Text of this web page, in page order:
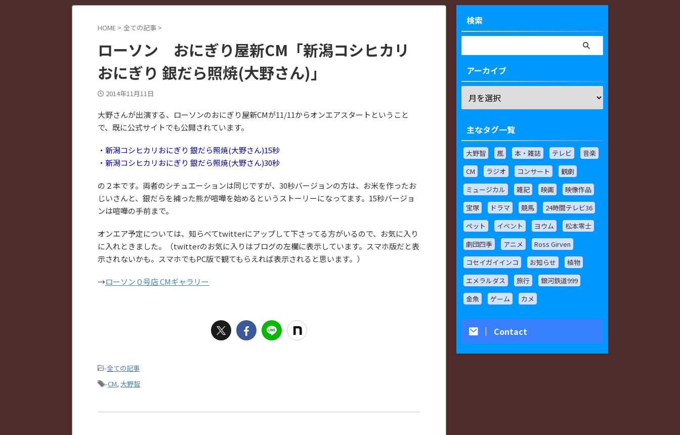
HOME > 全ての記事 >
ローソン おにぎり屋新CM「新潟コシヒカリ
おにぎり 銀だら照焼(大野さん)」
2014年11月11日
大野さんが出演する、ローソンのおにぎり屋新CMが11/11からオンエアスタートということ
で、既に公式サイトでも公開されています。
・新潟コシヒカリおにぎり 銀だら照焼(大野さん)15秒
・新潟コシヒカリおにぎり 銀だら照焼(大野さん)30秒
の２本です。両者のシチュエーションは同じですが、30秒バージョンの方は、お米を作ったお
じいさんと、銀だらを捕った熊が喧嘩を始めるというストーリーになってます。15秒バージョ
ンは喧嘩の手前まで。
オンエア予定については、知らべてtwitterにアップして下さってる方がいるので、お気に入り
に入れときました。（twitterのお気に入りはブログの左欄に表示しています。スマホ版だと表
示されないかも。スマホでもPC版で観てもらえれば表示されると思います。）
→ローソン０号店 CMギャラリー
-全ての記事
-CM, 大野智
検索
アーカイブ
主なタグ一覧
大野智 嵐 本・雑誌 テレビ
音楽
CM
ラジオ コンサート
観劇
ミュージカル
雑記 映画
映像作品
宝塚
ドラマ 競馬
24時間テレビ36
ペット
イベント ヨウム
松本零士
劇団四季
アニメ
Ross Girven
コセイガイインコ
お知らせ
植物
エメラルダス
旅行
銀河鉄道999
金魚
ゲーム カメ
Contact